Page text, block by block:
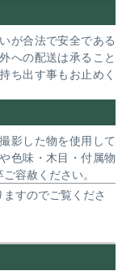
が合法で安全である
への配送は承ること
ち出す事もお止めく
影した物を使用して
色味・木目・付属物
容赦ください。
すのでご覧くださ